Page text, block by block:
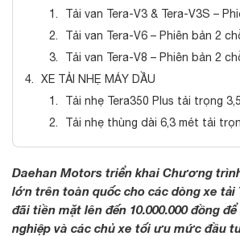
Tải van Tera-V3 & Tera-V3S –
Tải van Tera-V6 – Phiên bản 2
Tải van Tera-V8 – Phiên bản 2
XE TẢI NHẸ MÁY DẦU
Tải nhẹ Tera350 Plus tải trọng
Tải nhẹ thùng dài 6,3 mét tải
Daehan Motors triển khai Chương
lớn trên toàn quốc cho các dòng xe tải
đãi tiền mặt lên đến 10.000.000 đồng
nghiệp và các chủ xe tối ưu mức đầu